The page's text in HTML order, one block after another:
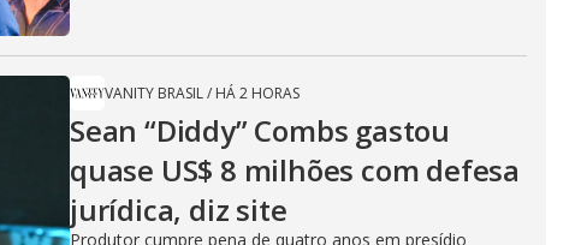
VANITY BRASIL/ HÁ 2 HORAS
Sean “Diddy” Combs gastou
quase US$ 8 milhões com defesa
jurídica, diz site
Produtor cumpre pena de quatro anos em presídio